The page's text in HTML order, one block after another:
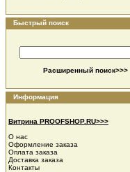
Быстрый поиск
Расширенный поиск>>>
Информация
Витрина PROOFSHOP.RU>>>
О нас
Оформление заказа
Оплата заказа
Доставка заказа
Контакты